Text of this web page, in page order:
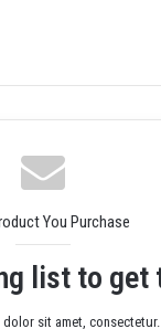
You Purchase
list to get
dolor sit amet, consectetur.